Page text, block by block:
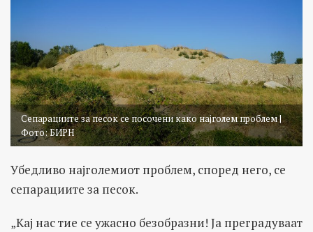
Сепарациите за песок се посочени како најголем проблем |
Фото: БИРН
Убедливо најголемиот проблем, според него, се
сепарациите за песок.
„Кај нас тие се ужасно безобразни! Ја преградуваат